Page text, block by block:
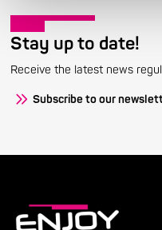
Stay up to date!
Receive the latest news
Subscribe to our